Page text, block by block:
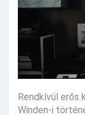
Rendkívül erős
Winden-i